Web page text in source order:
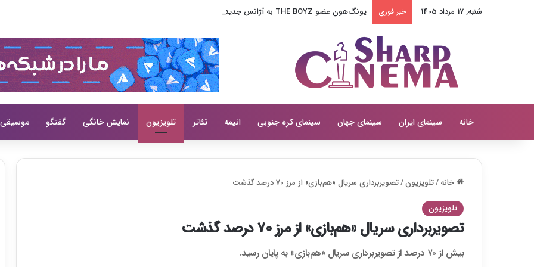
شنبه, 17 مرداد 1405 خبر فوری یونگ‌هون عضو THE BOYZ به آژانس جدید پیوست
خانه سینمای ایران سینمای جهان سینمای کره جنوبی انیمه تئاتر تلویزیون نمایش خانگی گفتگو موسیقی
خانه/تلویزیون/تصویربرداری سریال «هم‌بازی» از مرز ۷۰ درصد گذشت
تلویزیون
تصویربرداری سریال «هم‌بازی» از مرز ۷۰ درصد گذشت
بیش از ۷۰ درصد از تصویربرداری سریال «هم‌بازی» به پایان رسید.